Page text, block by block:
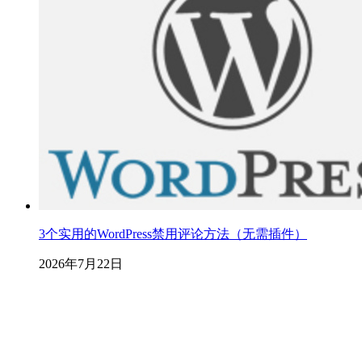
3个实用的WordPress禁用评论方法（无需插件）
2026年7月22日